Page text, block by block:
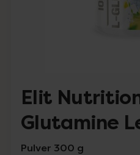
Elit
Glutamine
Pulver 300 g